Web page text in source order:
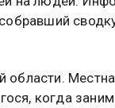
области.
когда